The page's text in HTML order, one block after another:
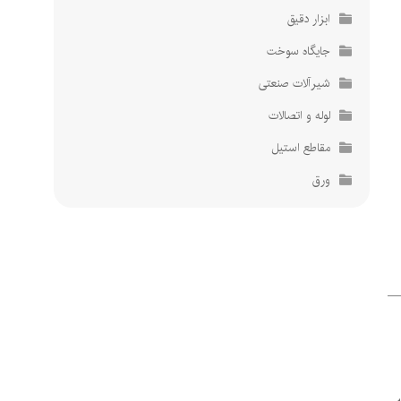
پشتیبانی تخصصی
پاسخگویی 24 ساعته
پشتیبانی تخصصی
پاسخگویی 24 ساعته
ابزار دقیق
جایگاه سوخت
شیرآلات صنعتی
لوله و اتصالات
مقاطع استیل
ورق